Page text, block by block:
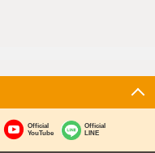
Official
YouTube
Official
LINE